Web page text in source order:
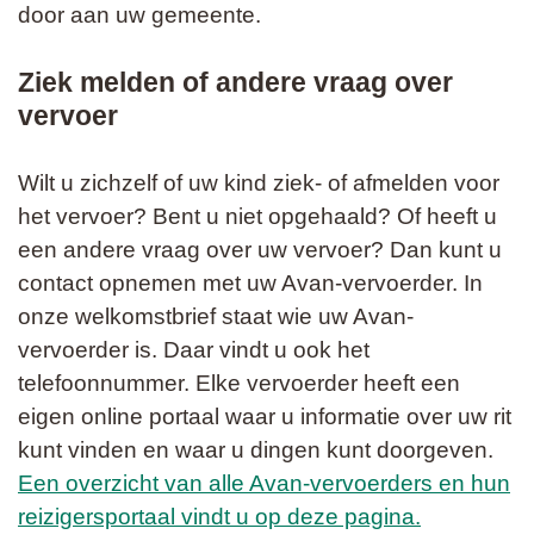
door aan uw gemeente.
Ziek melden of andere vraag over
vervoer
Wilt u zichzelf of uw kind ziek- of afmelden voor
het vervoer? Bent u niet opgehaald? Of heeft u
een andere vraag over uw vervoer? Dan kunt u
contact opnemen met uw Avan-vervoerder. In
onze welkomstbrief staat wie uw Avan-
vervoerder is. Daar vindt u ook het
telefoonnummer. Elke vervoerder heeft een
eigen online portaal waar u informatie over uw rit
kunt vinden en waar u dingen kunt doorgeven.
Een overzicht van alle Avan-vervoerders en hun
reizigersportaal vindt u op deze pagina.